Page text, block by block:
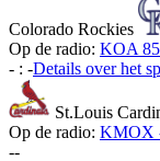
Colorado Rockies
Op de radio: KOA
- : -Details over het
St.Louis
Op de radio: KMOX
--